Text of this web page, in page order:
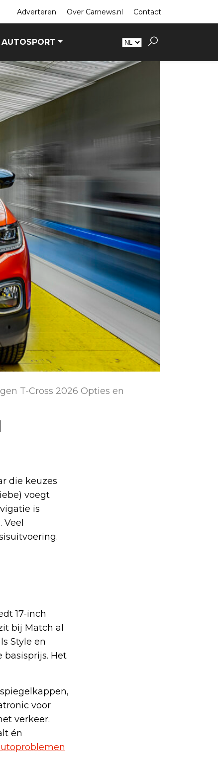
Adverteren Over Carnews.nl Contact
AUTOSPORT
T-Cross 2026 Opties en
die keuzes
voegt
is
17-inch
bij Match al
Style en
basisprijs. Het
voor
verkeer.
én